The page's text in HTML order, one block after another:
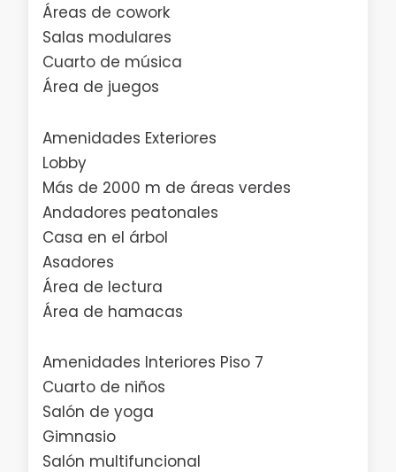
Áreas de cowork
Salas modulares
Cuarto de música
Área de juegos
Amenidades Exteriores
Lobby
Más de 2000 m de áreas verdes
Andadores peatonales
Casa en el árbol
Asadores
Área de lectura
Área de hamacas
Amenidades Interiores Piso 7
Cuarto de niños
Salón de yoga
Gimnasio
Salón multifuncional